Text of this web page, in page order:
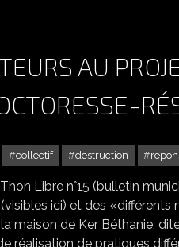
AU
collectif destruction
Libre n°15 (bulletin
ici) et des «différents
maison de Ker Béthanie,
réalisation de pratiques